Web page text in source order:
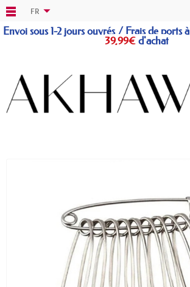
Envoi sous 1-2 jours ouvrés / Frais de ports à
39,99€d'achat
FR